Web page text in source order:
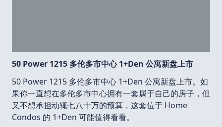
50 Power 1215 多伦多市中心 1+Den 公寓新盘上市
50 Power 1215 多伦多市中心 1+Den 公寓新盘上市。如
果你一直想在多伦多市中心拥有一套属于自己的房子，但
又不想承担动辄七八十万的预算，这套位于 Home
Condos 的 1+Den 可能值得看看。